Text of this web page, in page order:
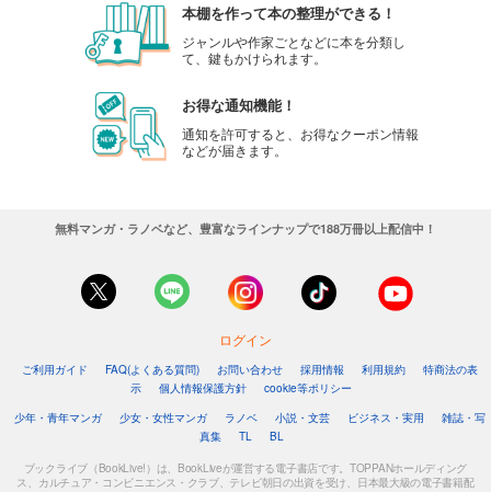
本棚を作って本の整理ができる！
ジャンルや作家ごとなどに本を分類し
て、鍵もかけられます。
お得な通知機能！
通知を許可すると、お得なクーポン情報
などが届きます。
無料マンガ・ラノベなど、豊富なラインナップで188万冊以上配信中！
ログイン
ご利用ガイド FAQ(よくある質問) お問い合わせ 採用情報 利用規約
特商法の表
示
個人情報保護方針
cookie等ポリシー
少年・青年マンガ
少女・女性マンガ ラノベ 小説・文芸 ビジネス・実用
雑誌・写
真集
TL BL
ブックライブ（BookLive!）は、BookLiveが運営する電子書店です。TOPPANホールディング
ス、カルチュア・コンビニエンス・クラブ、テレビ朝日の出資を受け、日本最大級の電子書籍配